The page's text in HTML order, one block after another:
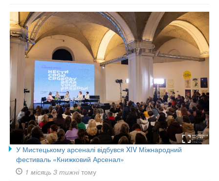
У Мистецькому арсеналі відбувся XIV Міжнародний
фестиваль «Книжковий Арсенал»
1 місяць 3 тижнітому